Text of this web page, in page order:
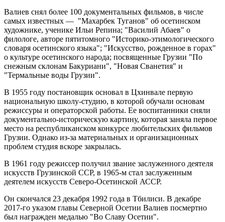
Валиев снял более 100 документальных фильмов, в числе
самых известных — "Махарбек Туганов" об осетинском
художнике, ученике Ильи Репина; "Василий Абаев" о
филологе, авторе пятитомного "Историко-этимологического
словаря осетинского языка"; "Искусство, рожденное в горах"
о культуре осетинского народа; посвященные Грузии "По
снежным склонам Бакуриани", "Новая Сванетия" и
"Термальные воды Грузии".
В 1955 году постановщик основал в Цхинвале первую
национальную школу-студию, в которой обучали основам
режиссуры и операторской работы. Ее воспитанники сняли
документально-историческую картину, которая заняла первое
место на республиканском конкурсе любительских фильмов
Грузии. Однако из-за материальных и организационных
проблем студия вскоре закрылась.
В 1961 году режиссер получил звание заслуженного деятеля
искусств Грузинской ССР, в 1965-м стал заслуженным
деятелем искусств Северо-Осетинской АССР.
Он скончался 23 декабря 1992 года в Тбилиси. В декабре
2017-го указом главы Северной Осетии Валиев посмертно
был награжден медалью "Во Славу Осетии".